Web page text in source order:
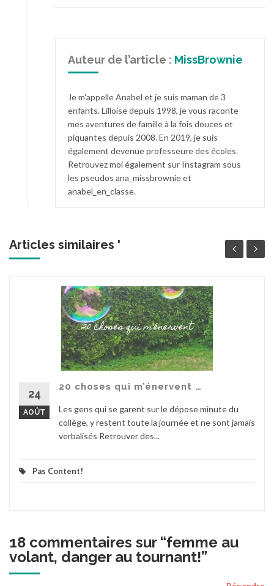
Auteur de l’article : MissBrownie
Je m'appelle Anabel et je suis maman de 3
enfants. Lilloise depuis 1998, je vous raconte
mes aventures de famille à la fois douces et
piquantes depuis 2008. En 2019, je suis
également devenue professeure des écoles.
Retrouvez moi également sur Instagram sous
les pseudos ana_missbrownie et
anabel_en_classe.
Articles similaires '
24
AOÛT
20 choses qui m’énervent …
Les gens qui se garent sur le dépose minute du
collège, y restent toute la journée et ne sont jamais
verbalisés Retrouver des...
Pas Content!
18 commentaires sur “femme au
volant, danger au tournant!”